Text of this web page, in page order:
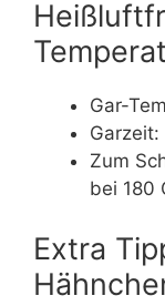
Gar-
Zum
bei 180
Extra